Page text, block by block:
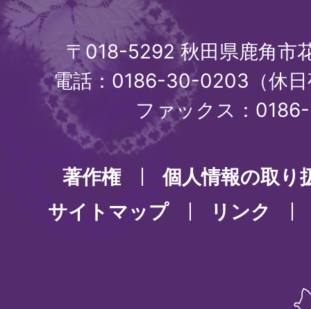
〒018-5292 秋田県鹿角市
電話：0186-30-0203（休
ファックス：
著作権
個人情報の取り
サイトマップ
リンク